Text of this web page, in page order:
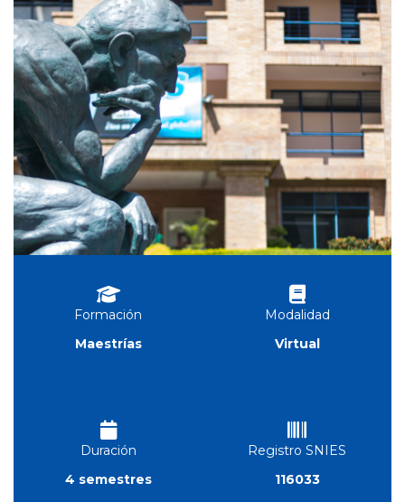
Formación
Maestrías
Modalidad
Virtual
Duración
4 semestres
Registro SNIES
116033